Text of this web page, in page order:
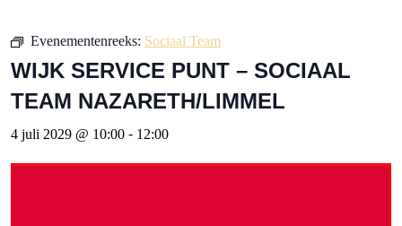
Evenementenreeks: Sociaal Team
WIJK SERVICE PUNT – SOCIAAL
TEAM NAZARETH/LIMMEL
4 juli 2029 @ 10:00 - 12:00